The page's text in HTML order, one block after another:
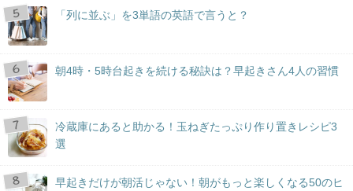
「列に並ぶ」を3単語の英語で言うと？
朝4時・5時台起きを続ける秘訣は？早起きさん4人の習慣
冷蔵庫にあると助かる！玉ねぎたっぷり作り置きレシピ3
選
早起きだけが朝活じゃない！朝がもっと楽しくなる50のヒ